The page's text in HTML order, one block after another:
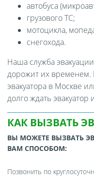
автобуса
грузового ТС;
мотоцикла,
снегохода.
Наша служба
дорожит их временем.
эвакуатора в Москве
долго ждать
КАК ВЫЗВАТЬ
ВЫ МОЖЕТЕ ВЫЗВАТЬ
ВАМ СПОСОБОМ:
Позвонить по